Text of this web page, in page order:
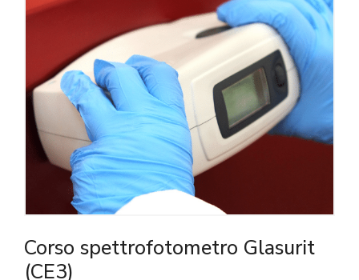
Corso spettrofotometro Glasurit
(CE3)